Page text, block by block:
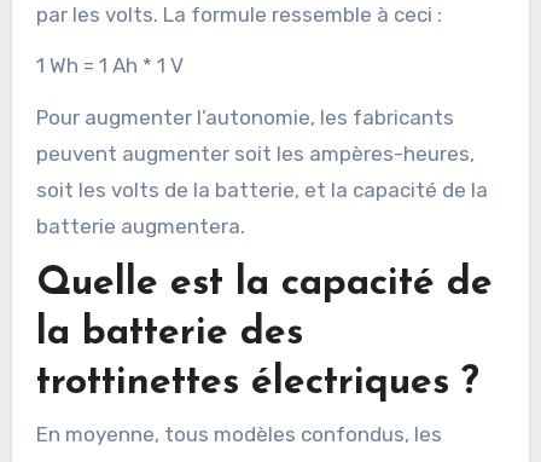
par les volts. La formule ressemble à ceci :
1 Wh = 1 Ah * 1 V
Pour augmenter l’autonomie, les fabricants
peuvent augmenter soit les ampères-heures,
soit les volts de la batterie, et la capacité de la
batterie augmentera.
Quelle est la capacité de
la batterie des
trottinettes électriques ?
En moyenne, tous modèles confondus, les